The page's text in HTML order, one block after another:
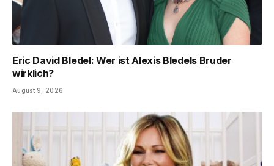
Eric David Bledel: Wer ist Alexis Bledels Bruder
wirklich?
August 9, 2026